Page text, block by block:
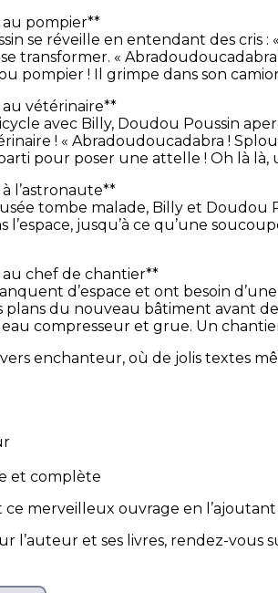
pompier**
se réveille en entendant des cris :
transformer. «
pompier ! Il grimpe dans son
vétérinaire**
avec Billy, Doudou Poussin
! « Abradoudoucadabra !
pour poser une attelle ! Oh là
l’astronaute**
tombe malade, Billy et Doudou
l’espace, jusqu’à ce qu’une
chef de chantier**
d’espace et ont besoin
plans du nouveau bâtiment avant
compresseur et grue. Un
enchanteur, où de jolis textes
et complète
merveilleux ouvrage en
l’auteur et ses livres, rendez-